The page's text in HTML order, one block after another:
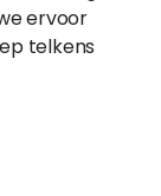
ervoor
telkens